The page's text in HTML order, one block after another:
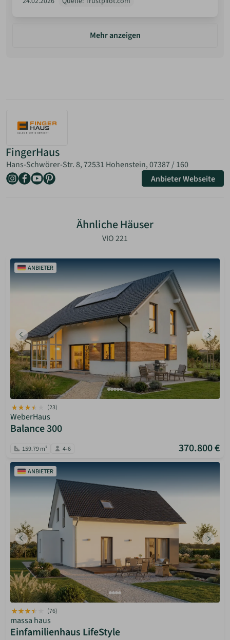
Mehr anzeigen
FingerHaus
Hans-Schwörer-Str. 8, 72531 Hohenstein,07387 / 160
Anbieter Webseite
Ähnliche Häuser
VIO 221
ANBIETER
(23)
WeberHaus
Balance 300
159.79 m² 4-6 370.800 €
ANBIETER
(76)
massa haus
Einfamilienhaus LifeStyle